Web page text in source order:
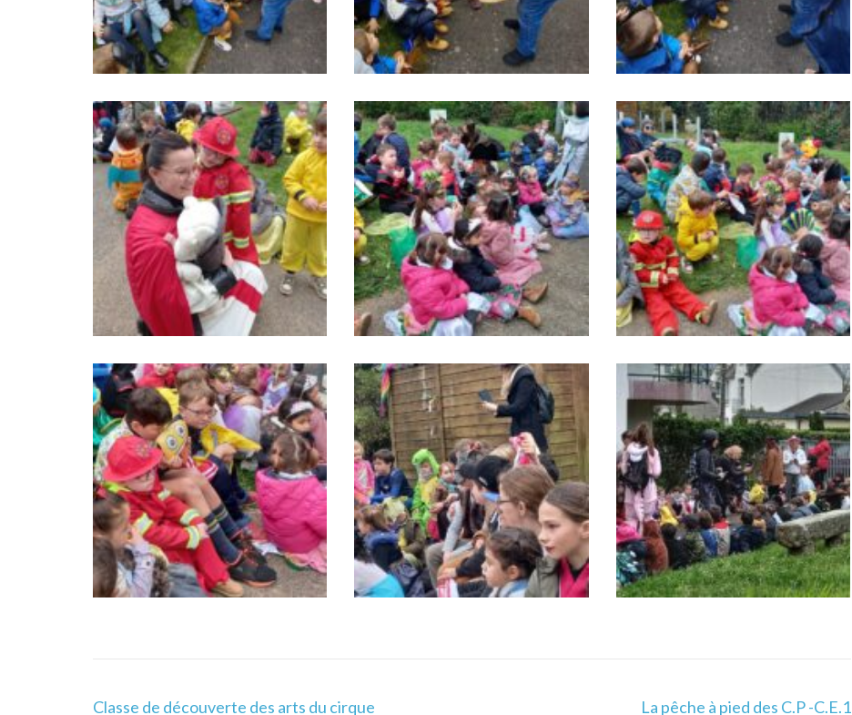
Navigation
Classe de découverte des arts du cirque La pêche à pied des C.P -C.E.1